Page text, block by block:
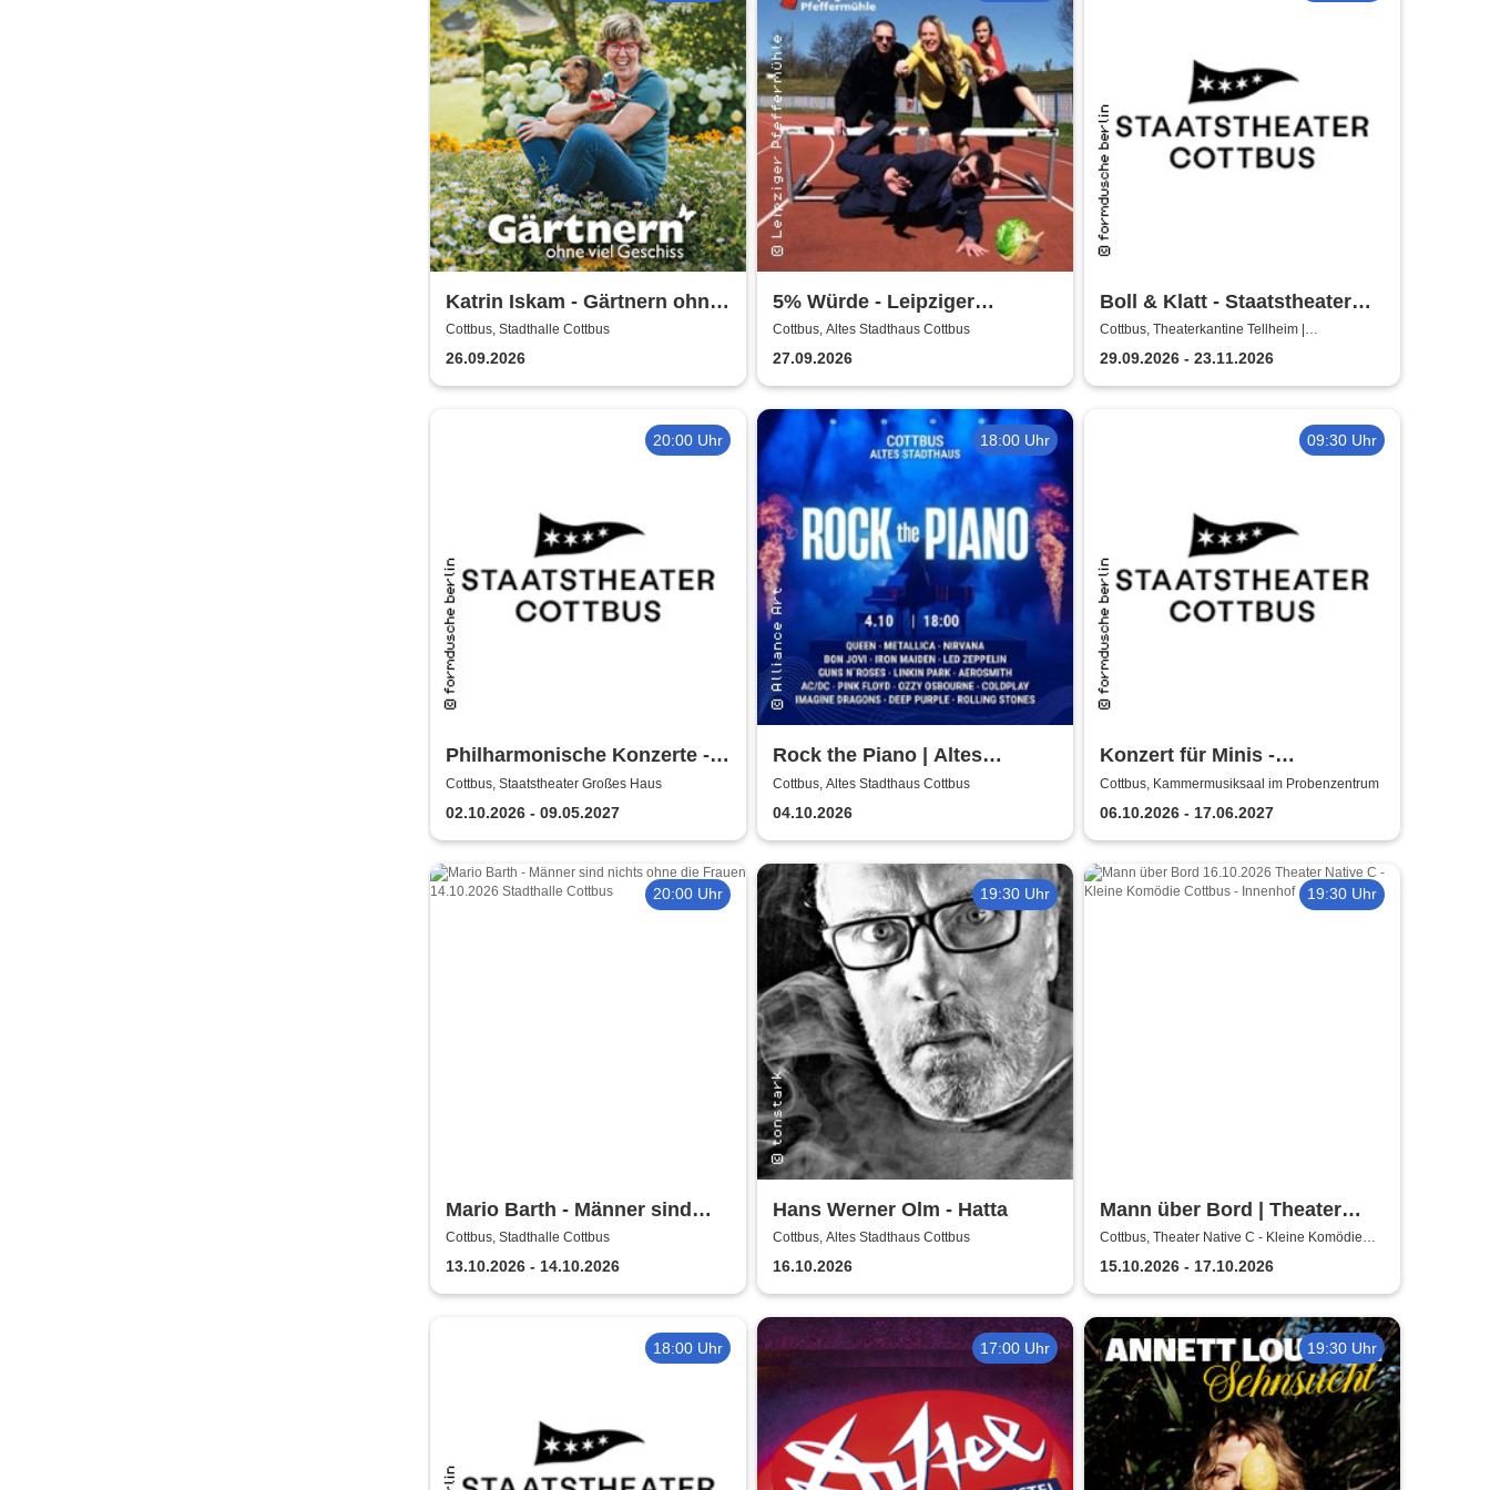
Katrin Iskam - Gärtnern ohne
viel Geschiss
Cottbus, Stadthalle Cottbus
26.09.2026
5% Würde - Leipziger
Pfeffermühle
Cottbus, Altes Stadthaus Cottbus
27.09.2026
Boll & Klatt - Staatstheater
Cottbus
Cottbus, Theaterkantine Tellheim |
Staatstheater Cottbus
29.09.2026 - 23.11.2026
20:00 Uhr
Philharmonische Konzerte -
Staatstheater Cottbus
Cottbus, Staatstheater Großes Haus
02.10.2026 - 09.05.2027
18:00 Uhr
Rock the Piano | Altes
Stadthaus Cottbus
Cottbus, Altes Stadthaus Cottbus
04.10.2026
09:30 Uhr
Konzert für Minis -
Staatstheater Cottbus
Cottbus, Kammermusiksaal im Probenzentrum
06.10.2026 - 17.06.2027
20:00 Uhr
Mario Barth - Männer sind
nichts ohne die Frauen
Cottbus, Stadthalle Cottbus
13.10.2026 - 14.10.2026
19:30 Uhr
Hans Werner Olm - Hatta
Cottbus, Altes Stadthaus Cottbus
16.10.2026
19:30 Uhr
Mann über Bord | Theater
Native C - Kleine Komödie
Cottbus - Innenhof
Cottbus, Theater Native C - Kleine Komödie
Cottbus - Innenhof
15.10.2026 - 17.10.2026
18:00 Uhr 17:00 Uhr 19:30 Uhr